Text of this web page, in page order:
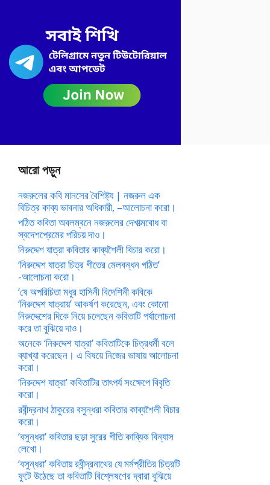
আরো পড়ুন
নজরুলের কবি মানসের বৈশিষ্ট্য | নজরুল এক
বিচিত্র কাব্য ভাবনার অধিকারী, –আলোচনা করো।
পঠিত কবিতা অবলম্বনে নজরুলের দেশাত্মবোধ বা
স্বদেশপ্রেমের পরিচয় দাও।
নিরুদ্দেশ যাত্রা কবিতার কাব্যশৈলী বিচার করো।
‘নিরুদ্দেশ যাত্রা চিত্র গীতের মেলবন্ধন গঠিত’
-আলোচনা করো।
‘ষে অপরিচিতা মধুর হাসিনী বিদেশিনী কবিকে
‘নিরুদ্দেশ যাত্রায়’ আকর্ষণ করেছেন, এবং কোনো
নিরুদ্দেশের দিকে নিয়ে চলেছেন কবিতাটি পর্যালোচনা
করে তা বুঝিয়ে দাও।
অনেকে ‘নিরুদ্দেশ যাত্রা’ কবিতাটিকে চিত্রধর্মী বলে
ব্যাখ্যা করেছেন। এ বিষয়ে নিজের ভাষায় আলোচনা
করো।
‘নিরুদ্দেশ যাত্রা’ কবিতাটির তাৎপর্য সংক্ষেপে বিবৃতি
করো।
রবীন্দ্রনাথ ঠাকুরের বসুন্ধরা কবিতার কাব্যশৈলী বিচার
করো।
‘বসুন্ধরা’ কবিতার ছড়া সুরের গীতি কাব্যিক বিন্যাস
লেখো।
‘বসুন্ধরা’ কবিতায় রবীন্দ্রনাথের যে মর্মপ্রীতির চিত্রটি
ফুটে উঠেছে তা কবিতাটি বিশ্লেষণের দ্বারা বুঝিয়ে